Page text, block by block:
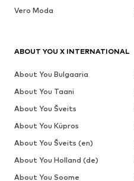
Vero Moda
ABOUT YOU X INTERNATIONAL
About You Bulgaaria
About You Taani
About You Šveits
About You Küpros
About You Šveits (en)
About You Holland (de)
About You Soome